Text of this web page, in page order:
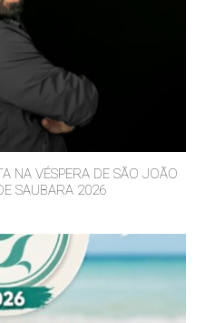
NA VÉSPERA DE SÃO JOÃO
SAUBARA 2026